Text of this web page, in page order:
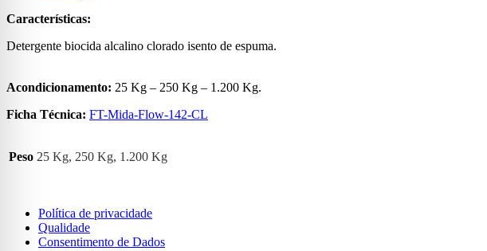
Características:
Detergente biocida alcalino clorado isento de espuma.
Acondicionamento: 25 Kg – 250 Kg – 1.200 Kg.
Ficha Técnica: FT-Mida-Flow-142-CL
Peso 25 Kg, 250 Kg, 1.200 Kg
Política de privacidade
Qualidade
Consentimento de Dados